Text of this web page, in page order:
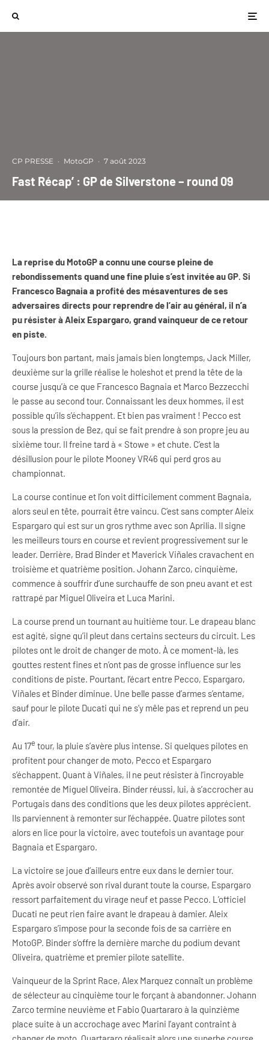
CP PRESSE · MotoGP · 7 août 2023
Fast Récap’ : GP de Silverstone – round 09
La reprise du MotoGP a connu une course pleine de
rebondissements quand une fine pluie s’est invitée au GP. Si
Francesco Bagnaia a profité des mésaventures de ses
adversaires directs pour reprendre de l’air au général, il n’a
pu résister à Aleix Espargaro, grand vainqueur de ce retour
en piste.
Toujours bon partant, mais jamais bien longtemps, Jack Miller,
deuxième sur la grille réalise le holeshot et prend la tête de la
course jusqu’à ce que Francesco Bagnaia et Marco Bezzecchi
le passe au second tour. Connaissant les deux hommes, il est
possible qu’ils s’échappent. Et bien pas vraiment ! Pecco est
sous la pression de Bez, qui se fait prendre à son propre jeu au
sixième tour. Il freine tard à « Stowe » et chute. C’est la
désillusion pour le pilote Mooney VR46 qui perd gros au
championnat.
La course continue et l’on voit difficilement comment Bagnaia,
alors seul en tête, pourrait être vaincu. C’est sans compter Aleix
Espargaro qui est sur un gros rythme avec son Aprilia. Il signe
les meilleurs tours en course et revient progressivement sur le
leader. Derrière, Brad Binder et Maverick Viñales cravachent en
troisième et quatrième position. Johann Zarco, cinquième,
commence à souffrir d’une surchauffe de son pneu avant et est
rattrapé par Miguel Oliveira et Luca Marini.
La course prend un tournant au huitième tour. Le drapeau blanc
est agité, signe qu’il pleut dans certains secteurs du circuit. Les
pilotes ont le droit de changer de moto. À ce moment-là, les
gouttes restent fines et n’ont pas de grosse influence sur les
conditions de piste. Pourtant, l’écart entre Pecco, Espargaro,
Viñales et Binder diminue. Une belle passe d’armes s’entame,
sauf pour le pilote Ducati qui ne s’y mêle pas et reprend un peu
d’air.
Au 17e tour, la pluie s’avère plus intense. Si quelques pilotes en
profitent pour changer de moto, Pecco et Espargaro
s’échappent. Quant à Viñales, il ne peut résister à l’incroyable
remontée de Miguel Oliveira. Binder réussi, lui, à s’accrocher au
Portugais dans des conditions que les deux pilotes apprécient.
Ils parviennent à remonter sur l’échappée. Quatre pilotes sont
alors en lice pour la victoire, avec toutefois un avantage pour
Bagnaia et Espargaro.
La victoire se joue d’ailleurs entre eux dans le dernier tour.
Après avoir observé son rival durant toute la course, Espargaro
ressort parfaitement du virage neuf et passe Pecco. L’officiel
Ducati ne peut rien faire avant le drapeau à damier. Aleix
Espargaro s’impose pour la seconde fois de sa carrière en
MotoGP. Binder s’offre la dernière marche du podium devant
Oliveira, quatrième et premier pilote satellite.
Vainqueur de la Sprint Race, Alex Marquez connaît un problème
de sélecteur au cinquième tour le forçant à abandonner. Johann
Zarco termine neuvième et Fabio Quartararo à la quinzième
place suite à un accrochage avec Marini l’ayant contraint à